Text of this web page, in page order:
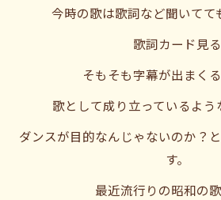
今時の歌は歌詞など聞いてて
歌詞カード見る
そもそも字幕が出まく
歌として成り立っているよう
ダンスが目的なんじゃないのか？
す。
最近流行りの昭和の